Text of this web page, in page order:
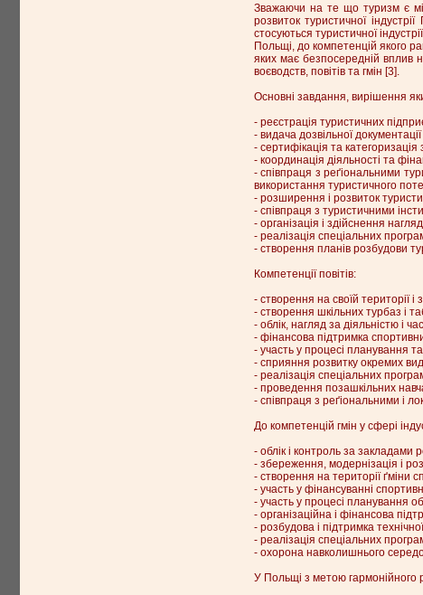
Зважаючи на те що туризм є
розвиток туристичної
стосуються туристичної
Польщі, до компетенцій якого
яких має безпосередній вплив
воєводств, повітів та гмін [3].
Основні завдання, вирішення
- реєстрація туристичних
- видача дозвільної
- сертифікація та категоризація
- координація діяльності та
- співпраця з реґіональними
використання туристичного
- розширення і розвиток
- співпраця з туристичними
- організація і здійснення
- реалізація спеціальних
- створення планів розбудови
Компетенції повітів:
- створення на своїй території
- створення шкільних турбаз і
- облік, нагляд за діяльністю і
- фінансова підтримка
- участь у процесі планування
- сприяння розвитку окремих
- реалізація спеціальних
- проведення позашкільних
- співпраця з реґіональними і
До компетенцій гмін у сфері
- облік і контроль за закладами
- збереження, модернізація і
- створення на території ґміни
- участь у фінансуванні
- участь у процесі планування
- організаційна і фінансова
- розбудова і підтримка
- реалізація спеціальних
- охорона навколишнього
У Польщі з метою гармонійного